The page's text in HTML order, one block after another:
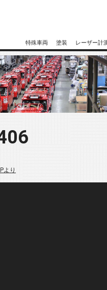
特殊車両 塗装 レーザー計